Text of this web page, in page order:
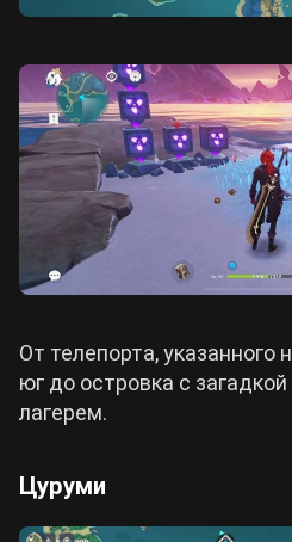
От телепорта, указанного
юг до островка с
лагерем.
Цуруми